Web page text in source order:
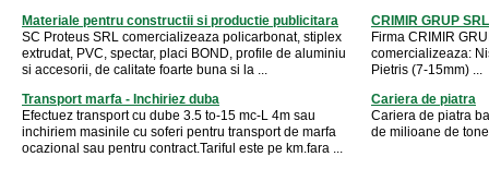
Materiale pentru constructii si productie publicitara
SC Proteus SRL comercializeaza policarbonat, stiplex
extrudat, PVC, spectar, placi BOND, profile de aluminiu
si accesorii, de calitate foarte buna si la ...
CRIMIR GRUP
Firma CRIMIR
comercializeaza:
Pietris (7-15mm) ...
Transport marfa - Inchiriez duba
Efectuez transport cu dube 3.5 to-15 mc-L 4m sau
inchiriem masinile cu soferi pentru transport de marfa
ocazional sau pentru contract.Tariful este pe km.fara ...
Cariera de piatra
Cariera de piatra
de milioane de